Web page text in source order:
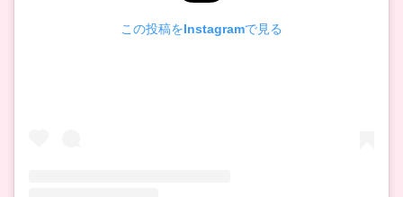
この投稿をInstagramで見る